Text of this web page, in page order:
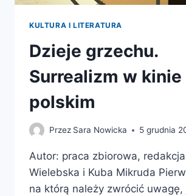
KULTURA I LITERATURA
Dzieje grzechu.
Surrealizm w kinie
polskim
Przez Sara Nowicka 5 grudnia
Autor: praca zbiorowa,
Wielebska i Kuba Mikruda
na którą należy zwrócić uwagę,